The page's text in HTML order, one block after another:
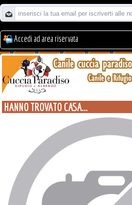
Accedi ad area riservata
HANNO TROVATO CASA...